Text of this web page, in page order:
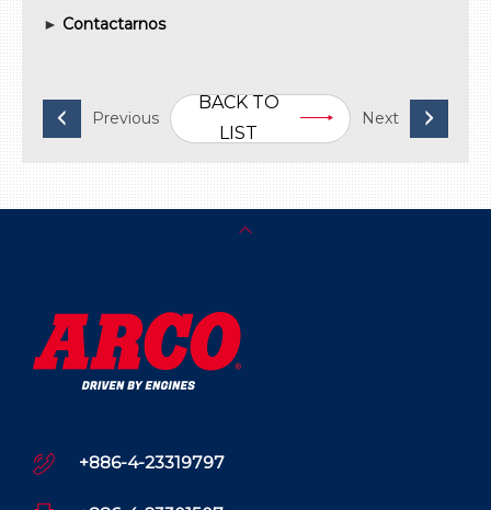
► Contactarnos
BACK TO
LIST
+886-4-23319797